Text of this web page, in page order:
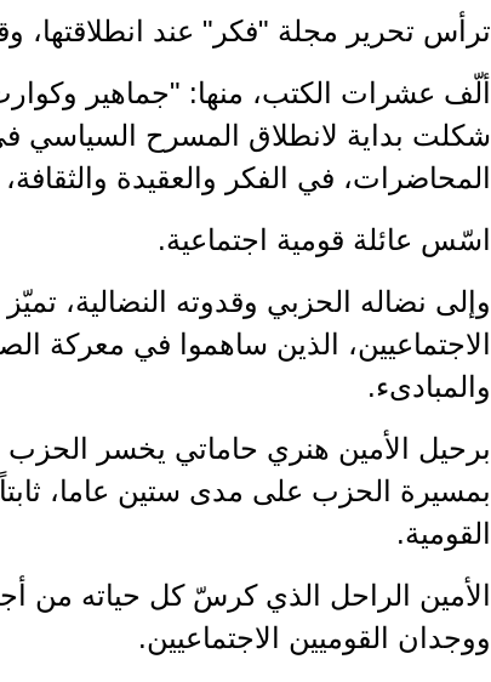
ترأس تحرير مجلة "فكر" عند انطلاقتها،
شكلت بداية لانطلاق المسرح السياسي
المحاضرات، في الفكر والعقيدة
اسّس عائلة قومية اجتماعية.
وإلى نضاله الحزبي وقدوته النضالية،
الاجتماعيين، الذين ساهموا في معركة
والمبادىء.
برحيل الأمين هنري حاماتي يخسر الحزب
بمسيرة الحزب على مدى ستين عاما،
القومية.
الأمين الراحل الذي كرسّ كل حياته من
ووجدان القوميين الاجتماعيين.